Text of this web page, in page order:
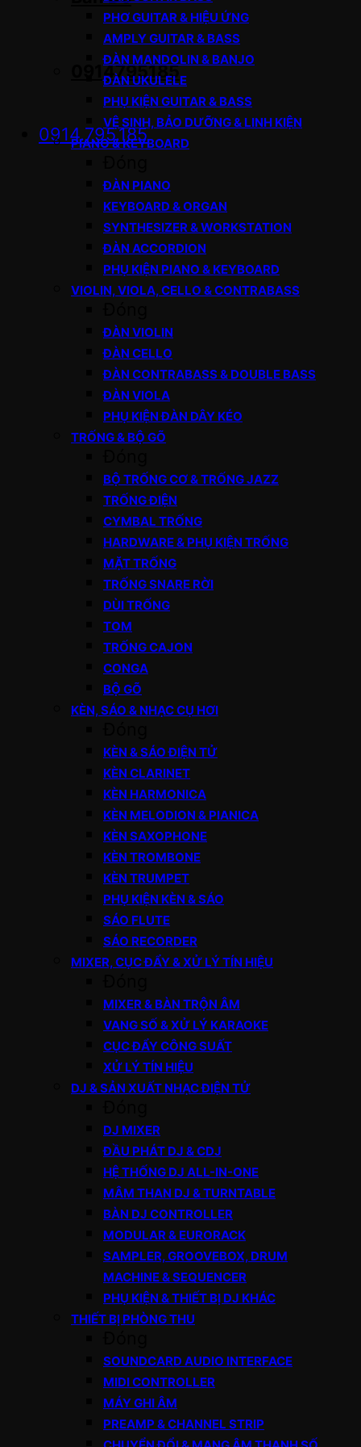
0914795185
0914.795.185
PHƠ GUITAR & HIỆU ỨNG
AMPLY GUITAR & BASS
ĐÀN MANDOLIN & BANJO
ĐÀN UKULELE
PHỤ KIỆN GUITAR & BASS
VỆ SINH, BẢO DƯỠNG & LINH KIỆN
PIANO & KEYBOARD
ĐÀN PIANO
KEYBOARD & ORGAN
SYNTHESIZER & WORKSTATION
ĐÀN ACCORDION
PHỤ KIỆN PIANO & KEYBOARD
VIOLIN, VIOLA, CELLO & CONTRABASS
ĐÀN VIOLIN
ĐÀN CELLO
ĐÀN CONTRABASS & DOUBLE BASS
ĐÀN VIOLA
PHỤ KIỆN ĐÀN DÂY KÉO
TRỐNG & BỘ GÕ
BỘ TRỐNG CƠ & TRỐNG JAZZ
TRỐNG ĐIỆN
CYMBAL TRỐNG
HARDWARE & PHỤ KIỆN TRỐNG
MẶT TRỐNG
TRỐNG SNARE RỜI
DÙI TRỐNG
TOM
TRỐNG CAJON
CONGA
BỘ GÕ
KÈN, SÁO & NHẠC CỤ HƠI
KÈN & SÁO ĐIỆN TỬ
KÈN CLARINET
KÈN HARMONICA
KÈN MELODION & PIANICA
KÈN SAXOPHONE
KÈN TROMBONE
KÈN TRUMPET
PHỤ KIỆN KÈN & SÁO
SÁO FLUTE
SÁO RECORDER
MIXER, CỤC ĐẨY & XỬ LÝ TÍN HIỆU
MIXER & BÀN TRỘN ÂM
VANG SỐ & XỬ LÝ KARAOKE
CỤC ĐẨY CÔNG SUẤT
XỬ LÝ TÍN HIỆU
DJ & SẢN XUẤT NHẠC ĐIỆN TỬ
DJ MIXER
ĐẦU PHÁT DJ & CDJ
HỆ THỐNG DJ ALL-IN-ONE
MÂM THAN DJ & TURNTABLE
BÀN DJ CONTROLLER
MODULAR & EURORACK
SAMPLER, GROOVEBOX, DRUM
MACHINE & SEQUENCER
PHỤ KIỆN & THIẾT BỊ DJ KHÁC
THIẾT BỊ PHÒNG THU
SOUNDCARD AUDIO INTERFACE
MIDI CONTROLLER
MÁY GHI ÂM
PREAMP & CHANNEL STRIP